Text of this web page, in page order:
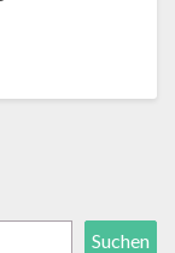
Suchen